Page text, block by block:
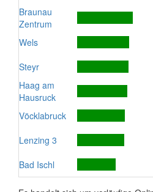
Braunau
Zentrum
Wels
Steyr
Haag am
Hausruck
Vöcklabruck
Lenzing 3
Bad Ischl